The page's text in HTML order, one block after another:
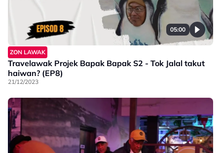
05:00
ZON LAWAK
Travelawak Projek Bapak Bapak S2 - Tok Jalal takut
haiwan? (EP8)
21/12/2023